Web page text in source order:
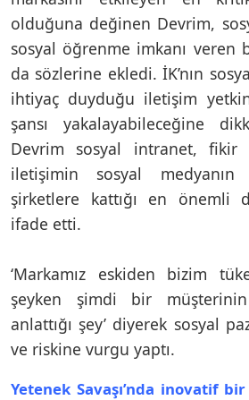
olduğuna değinen Devrim,
sosyal öğrenme imkanı veren
da sözlerine ekledi. İK’nın
ihtiyaç duyduğu iletişim
şansı yakalayabileceğine
Devrim sosyal intranet, fikir
iletişimin sosyal medyanın
şirketlere kattığı en önemli
ifade etti.
‘Markamız eskiden bizim
şeyken şimdi bir
anlattığı şey’ diyerek sosyal
ve riskine vurgu yaptı.
Yetenek Savaşı’nda inovatif bir